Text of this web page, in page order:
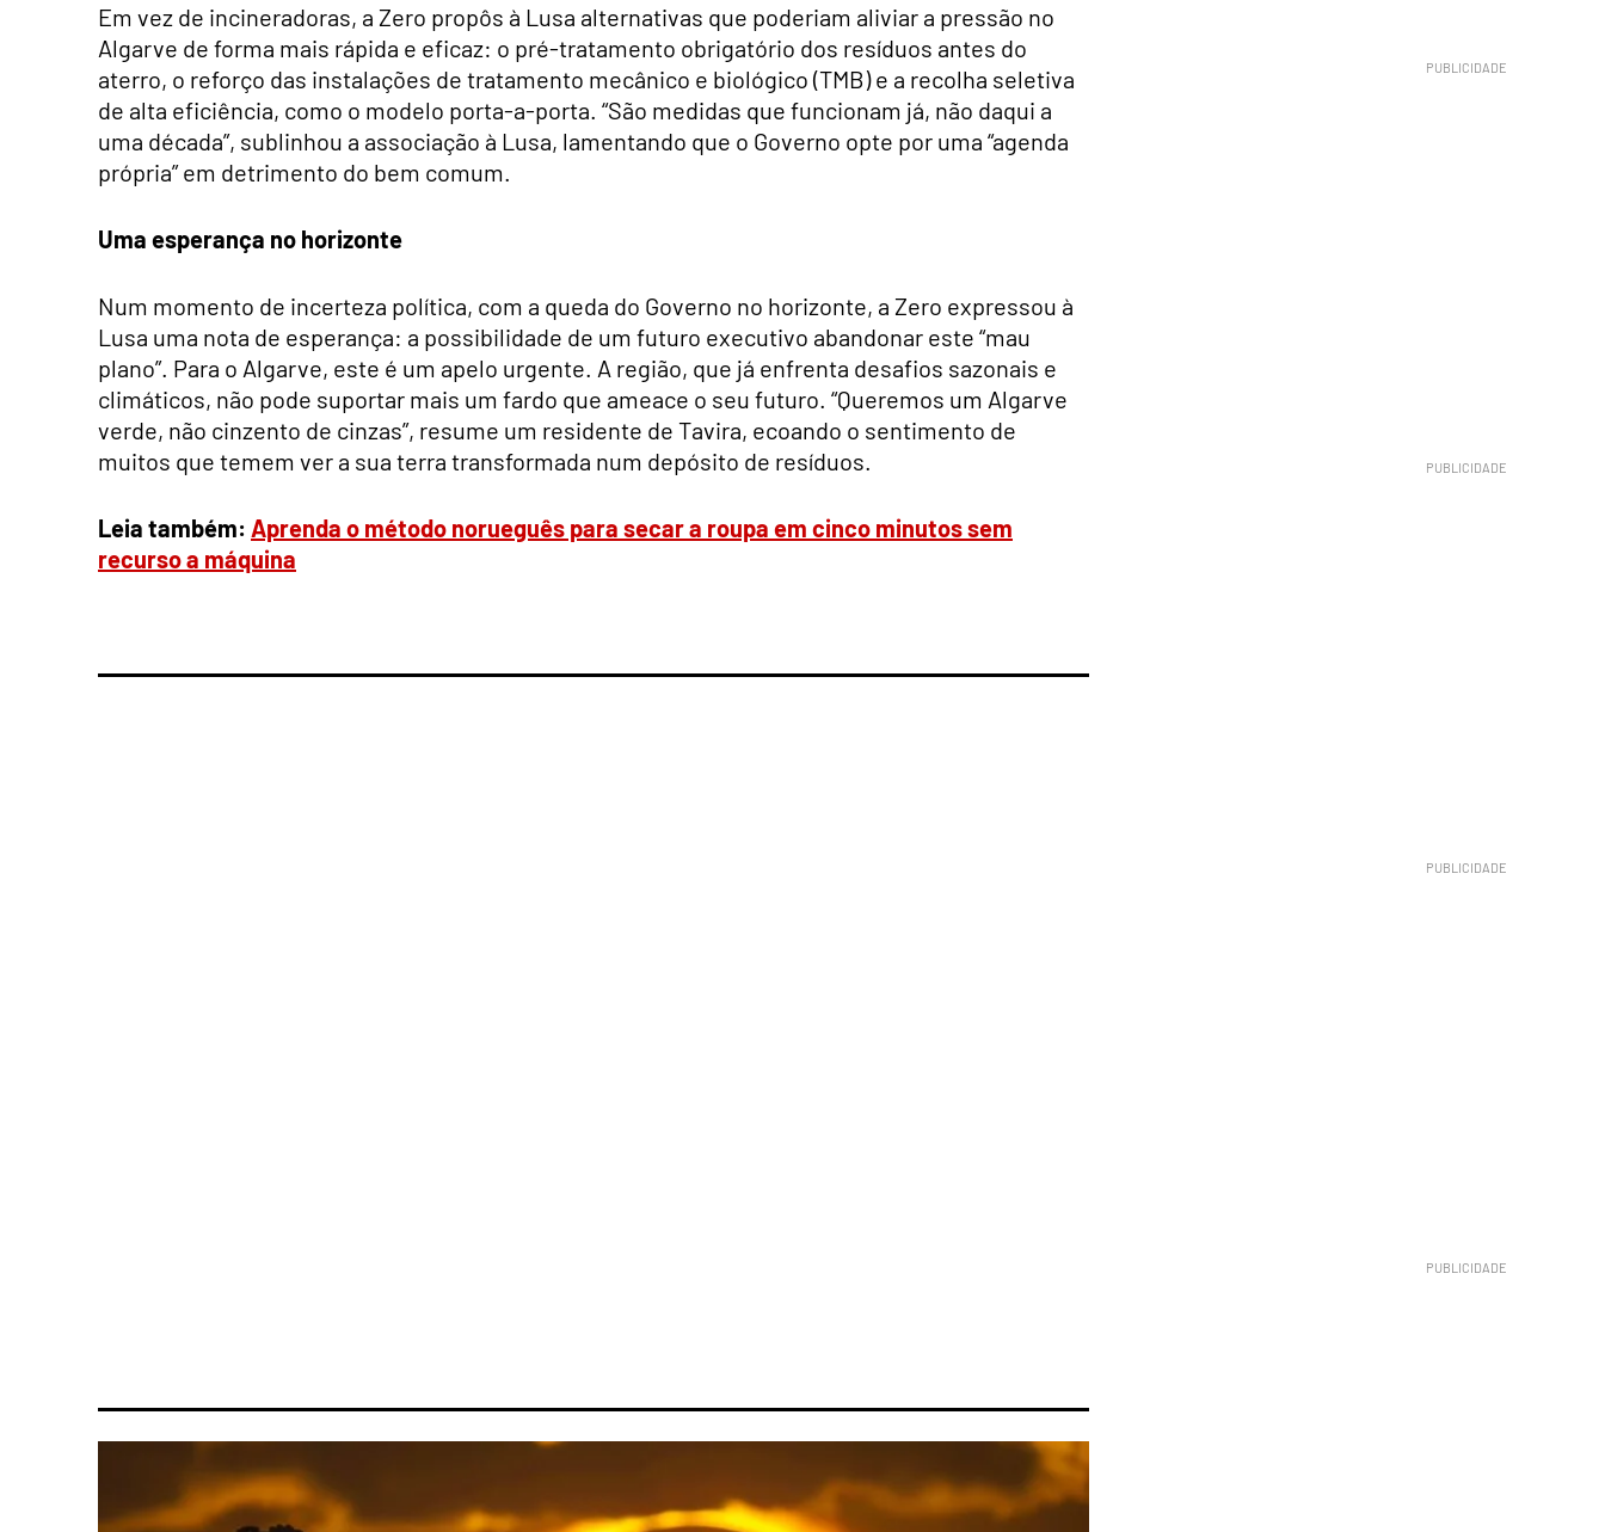
Em vez de incineradoras, a Zero propôs à Lusa alternativas que poderiam aliviar a pressão no
Algarve de forma mais rápida e eficaz: o pré-tratamento obrigatório dos resíduos antes do
aterro, o reforço das instalações de tratamento mecânico e biológico (TMB) e a recolha seletiva
de alta eficiência, como o modelo porta-a-porta. “São medidas que funcionam já, não daqui a
uma década”, sublinhou a associação à Lusa, lamentando que o Governo opte por uma “agenda
própria” em detrimento do bem comum.
Uma esperança no horizonte
Num momento de incerteza política, com a queda do Governo no horizonte, a Zero expressou à
Lusa uma nota de esperança: a possibilidade de um futuro executivo abandonar este “mau
plano”. Para o Algarve, este é um apelo urgente. A região, que já enfrenta desafios sazonais e
climáticos, não pode suportar mais um fardo que ameace o seu futuro. “Queremos um Algarve
verde, não cinzento de cinzas”, resume um residente de Tavira, ecoando o sentimento de
muitos que temem ver a sua terra transformada num depósito de resíduos.
Leia também: Aprenda o método norueguês para secar a roupa em cinco minutos sem
recurso a máquina